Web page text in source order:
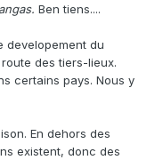
Ben tiens....
developement du
des tiers-lieux.
certains pays. Nous y
En dehors des
existent, donc des